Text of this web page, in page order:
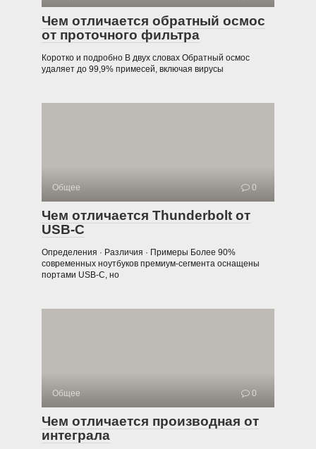
Чем отличается обратный осмос
от проточного фильтра
Коротко и подробно В двух словах Обратный осмос
удаляет до 99,9% примесей, включая вирусы
Общее 0
Чем отличается Thunderbolt от
USB-C
Определения · Различия · Примеры Более 90%
современных ноутбуков премиум-сегмента оснащены
портами USB-C, но
Общее 0
Чем отличается производная от
интеграла